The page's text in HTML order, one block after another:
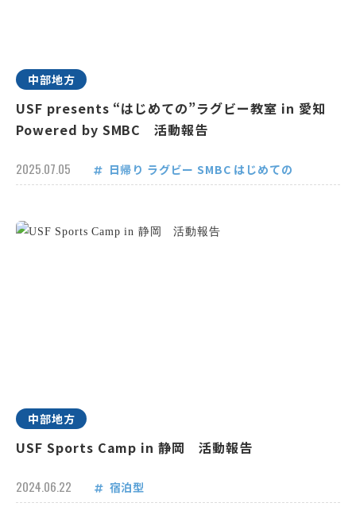
中部地方
USF presents “はじめての”ラグビー教室 in 愛知
Powered by SMBC 活動報告
2025.07.05 日帰り ラグビー SMBC はじめての
中部地方
USF Sports Camp in 静岡 活動報告
2024.06.22 宿泊型